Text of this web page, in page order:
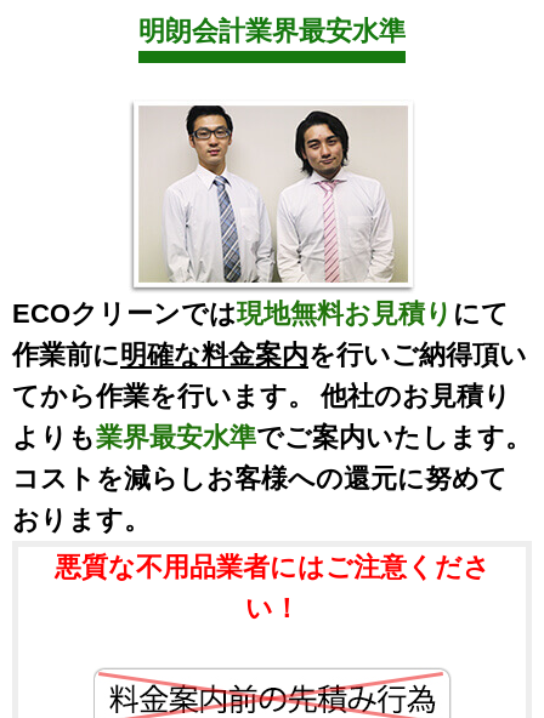
明朗会計業界最安水準
ECOクリーンでは現地無料お見積り にて
作業前に明確な料金案内を行いご納得頂い
てから作業を行います。 他社のお見積り
よりも業界最安水準でご案内いたします。
コストを減らしお客様への還元に努めて
おります。
悪質な不用品業者にはご注意くださ
い！